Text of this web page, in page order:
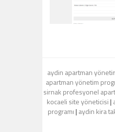
aydin apartman
apartman yönetim
sirnak profesyonel
kocaeli site yöneticisi|
programı| aydin kira